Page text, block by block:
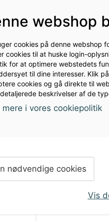
webshop
cookies på denne webshop
cookies til at huske login-
for at optimere webstedets
til dine interesser. Klik
cookies og gå direkte til
beskrivelser af de
i vores cookiepolitik
nødvendige cookies
Vis
slange. Den bruges
med Doutight fittings til
til FermZilla,
vil du